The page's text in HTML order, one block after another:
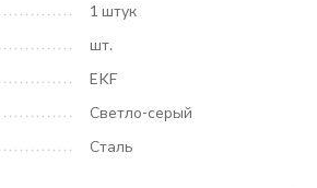
1 штук
шт.
EKF
Светло-серый
Сталь